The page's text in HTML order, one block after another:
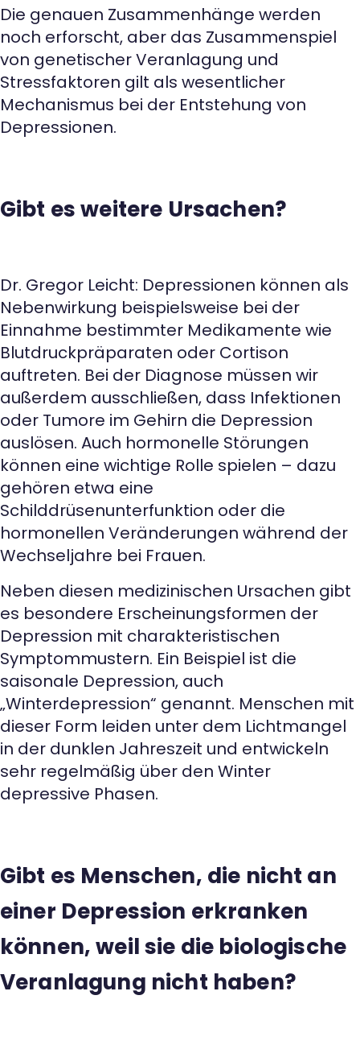
Die genauen Zusammenhänge werden
noch erforscht, aber das Zusammenspiel
von genetischer Veranlagung und
Stressfaktoren gilt als wesentlicher
Mechanismus bei der Entstehung von
Depressionen.
Gibt es weitere Ursachen?
Dr. Gregor Leicht: Depressionen können als
Nebenwirkung beispielsweise bei der
Einnahme bestimmter Medikamente wie
Blutdruckpräparaten oder Cortison
auftreten. Bei der Diagnose müssen wir
außerdem ausschließen, dass Infektionen
oder Tumore im Gehirn die Depression
auslösen. Auch hormonelle Störungen
können eine wichtige Rolle spielen – dazu
gehören etwa eine
Schilddrüsenunterfunktion oder die
hormonellen Veränderungen während der
Wechseljahre bei Frauen.
Neben diesen medizinischen Ursachen gibt
es besondere Erscheinungsformen der
Depression mit charakteristischen
Symptommustern. Ein Beispiel ist die
saisonale Depression, auch
„Winterdepression“ genannt. Menschen mit
dieser Form leiden unter dem Lichtmangel
in der dunklen Jahreszeit und entwickeln
sehr regelmäßig über den Winter
depressive Phasen.
Gibt es Menschen, die nicht an
einer Depression erkranken
können, weil sie die biologische
Veranlagung nicht haben?